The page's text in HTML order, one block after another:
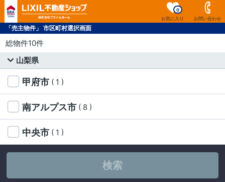
お気に入り
0
お問い合わせ
「売主物件」 市区町村選択画面
総物件10件
山梨県
甲府市 ( 1 )
南アルプス市 ( 8 )
中央市 ( 1 )
検索